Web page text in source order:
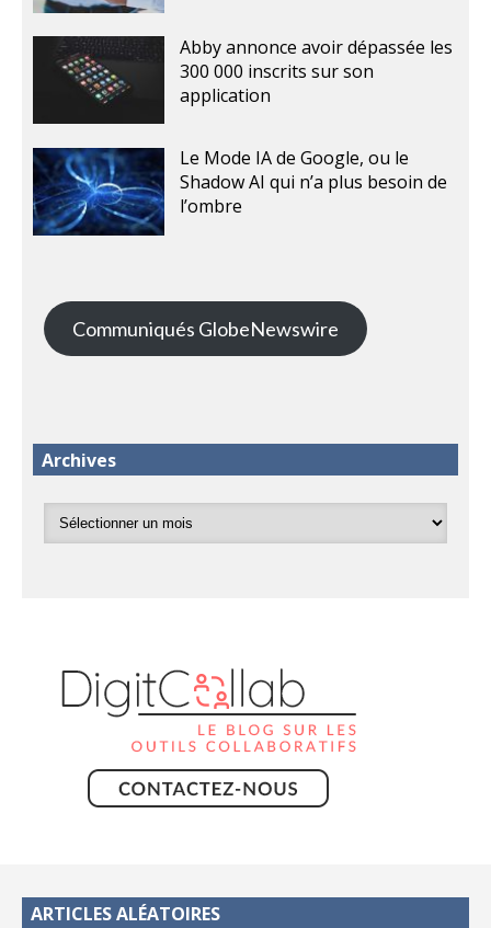
Abby annonce avoir dépassée les
300 000 inscrits sur son
application
Le Mode IA de Google, ou le
Shadow AI qui n’a plus besoin de
l’ombre
Communiqués GlobeNewswire
Archives
ARTICLES ALÉATOIRES